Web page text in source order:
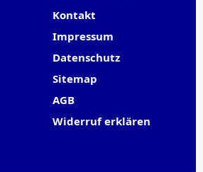
Kontakt
Impressum
Datenschutz
Sitemap
AGB
Widerruf erklären